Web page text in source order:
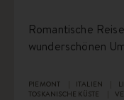
Romantische
wunderschönen
PIEMONT ITALIEN
TOSKANISCHE KÜSTE